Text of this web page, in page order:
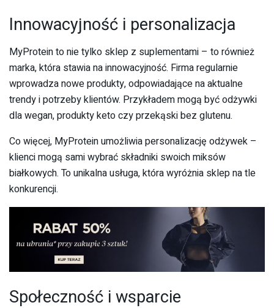
Innowacyjność i personalizacja
MyProtein to nie tylko sklep z suplementami – to również
marka, która stawia na innowacyjność. Firma regularnie
wprowadza nowe produkty, odpowiadające na aktualne
trendy i potrzeby klientów. Przykładem mogą być odżywki
dla wegan, produkty keto czy przekąski bez glutenu.
Co więcej, MyProtein umożliwia personalizację odżywek –
klienci mogą sami wybrać składniki swoich miksów
białkowych. To unikalna usługa, która wyróżnia sklep na tle
konkurencji.
Społeczność i wsparcie